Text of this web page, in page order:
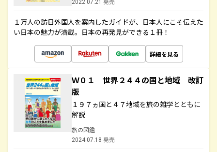
2022.07.21 発売
１万人の訪日外国人を案内したガイドが、日本人にこそ伝えた
い日本の魅力が満載。日本の再発見ができる１冊！
詳細を見る
Ｗ０１ 世界２４４の国と地域 改訂
版
１９７ヵ国と４７地域を旅の雑学とともに
解説
旅の図鑑
2024.07.18 発売